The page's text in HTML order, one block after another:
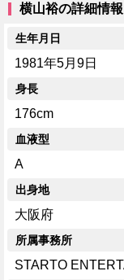
横山裕の詳細情
生年月日
1981年5月9日
身長
176cm
血液型
A
出身地
大阪府
所属事務所
STARTO